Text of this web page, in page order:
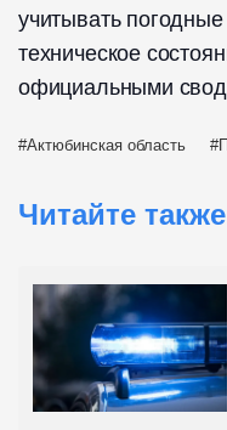
учитывать
техническое
официальными
Актюбинская область
Читайте